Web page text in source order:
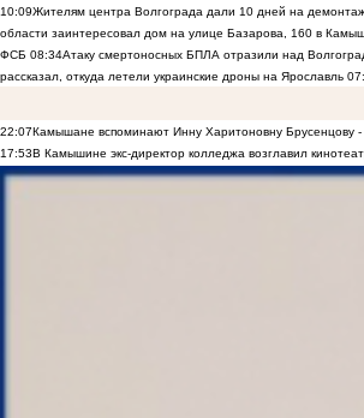
10:09Жителям центра Волгограда дали 10 дней на
области заинтересовал дом на улице Базарова, 160 в
ФСБ 08:34Атаку смертоносных БПЛА отразили над
рассказал, откуда летели украинские дроны на Ярославль
22:07Камышане вспоминают Инну Харитоновну Брусенцову -
17:53В Камышине экс-директор колледжа возглавил